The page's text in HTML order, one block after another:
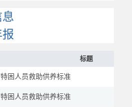
救助
救助
业
标题
困人员救助供养标准
困人员救助供养标准